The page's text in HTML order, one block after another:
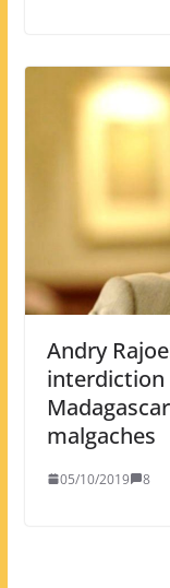
Andry
interdiction
malgaches
05/10/2019 8